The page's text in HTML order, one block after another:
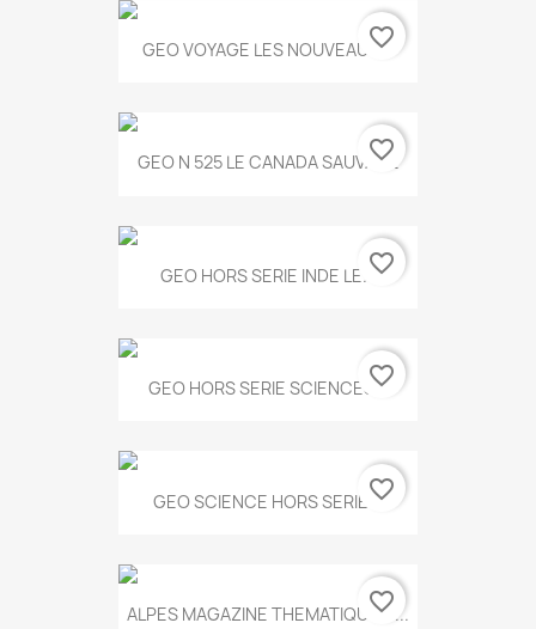
GEO VOYAGE LES NOUVEAUX...
favorite_border
GEO N 525 LE CANADA SAUVAGE
favorite_border
GEO HORS SERIE INDE LE...favorite_border
GEO HORS SERIE SCIENCES...
favorite_border
GEO SCIENCE HORS SERIE...favorite_border
ALPES MAGAZINE THEMATIQUE N...
favorite_border